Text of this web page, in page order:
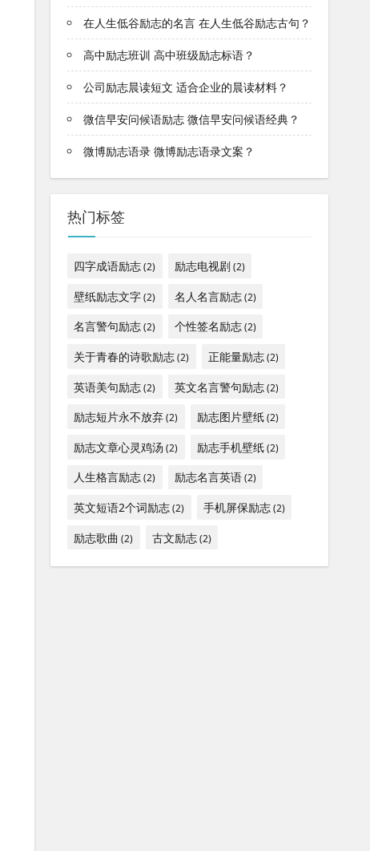
在人生低谷励志的名言 在人生低谷励志古句？
高中励志班训 高中班级励志标语？
公司励志晨读短文 适合企业的晨读材料？
微信早安问候语励志 微信早安问候语经典？
微博励志语录 微博励志语录文案？
热门标签
四字成语励志(2) 励志电视剧(2)
壁纸励志文字(2) 名人名言励志(2)
名言警句励志(2) 个性签名励志(2)
关于青春的诗歌励志(2) 正能量励志(2)
英语美句励志(2) 英文名言警句励志(2)
励志短片永不放弃(2) 励志图片壁纸(2)
励志文章心灵鸡汤 (2) 励志手机壁纸(2)
人生格言励志(2) 励志名言英语(2)
英文短语2个词励志(2) 手机屏保励志(2)
励志歌曲 (2) 古文励志(2)